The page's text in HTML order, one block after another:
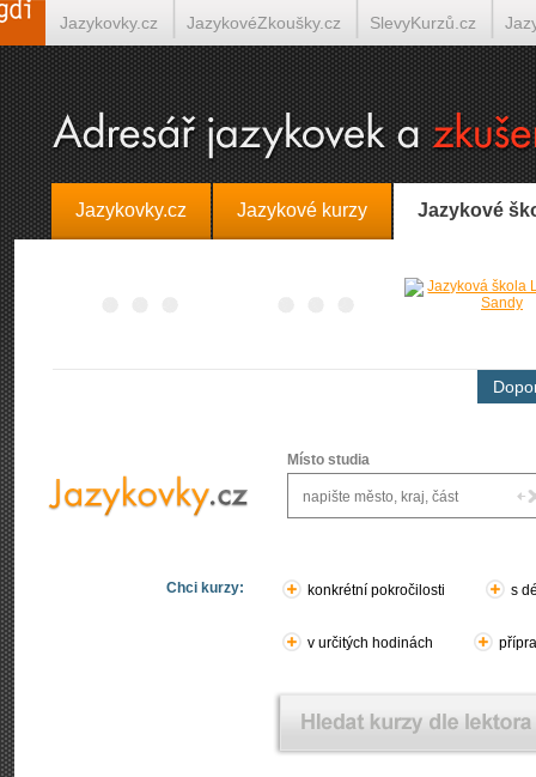
Jazykovky.cz Jazykové kurzy Jazykové
Místo studia
Chci kurzy: konkrétní pokročilosti s
v určitých hodinách
Jazykovky.cz JazykovéZkoušky.cz SlevyKurzů.cz
Španělština on-line Italština on-line Tlumočení-